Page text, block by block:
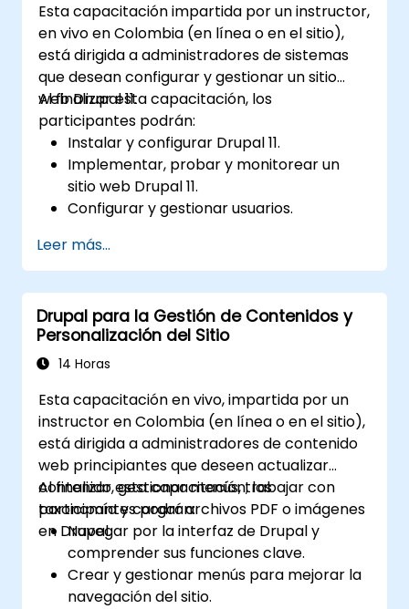
Drupal 11 de manera efectiva.
Esta capacitación impartida por un instructor,
en vivo en Colombia (en línea o en el sitio),
está dirigida a administradores de sistemas
que desean configurar y gestionar un sitio
web Drupal 11.
Al finalizar esta capacitación, los
participantes podrán:
Instalar y configurar Drupal 11.
Implementar, probar y monitorear un
sitio web Drupal 11.
Configurar y gestionar usuarios.
Optimizar el rendimiento de un sitio web
Drupal 11.
Realizar copias de seguridad
programadas.
Desplegar múltiples versiones de un sitio
web Drupal 11 (multilingüe, móvil, etc.).
Leer más...
Drupal para la Gestión de Contenidos y
Personalización del Sitio
14 Horas
Esta capacitación en vivo, impartida por un
instructor en Colombia (en línea o en el sitio),
está dirigida a administradores de contenido
web principiantes que deseen actualizar
contenido, gestionar menús, trabajar con
taxonomía y cargar archivos PDF o imágenes
en Drupal.
Al finalizar esta capacitación, los
participantes podrán:
Navegar por la interfaz de Drupal y
comprender sus funciones clave.
Crear y gestionar menús para mejorar la
navegación del sitio.